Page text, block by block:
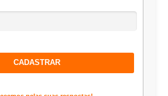
CADASTRAR